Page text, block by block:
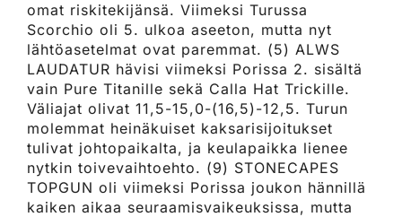
omat riskitekijänsä. Viimeksi Turussa
Scorchio oli 5. ulkoa aseeton, mutta nyt
lähtöasetelmat ovat paremmat. (5) ALWS
LAUDATUR hävisi viimeksi Porissa 2. sisältä
vain Pure Titanille sekä Calla Hat Trickille.
Väliajat olivat 11,5-15,0-(16,5)-12,5. Turun
molemmat heinäkuiset kaksarisijoitukset
tulivat johtopaikalta, ja keulapaikka lienee
nytkin toivevaihtoehto. (9) STONECAPES
TOPGUN oli viimeksi Porissa joukon hännillä
kaiken aikaa seuraamisvaikeuksissa, mutta